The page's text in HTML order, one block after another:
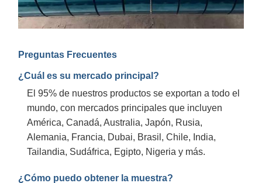
Preguntas Frecuentes
¿Cuál es su mercado principal?
El 95% de nuestros productos se exportan a todo el
mundo, con mercados principales que incluyen
América, Canadá, Australia, Japón, Rusia,
Alemania, Francia, Dubai, Brasil, Chile, India,
Tailandia, Sudáfrica, Egipto, Nigeria y más.
¿Cómo puedo obtener la muestra?